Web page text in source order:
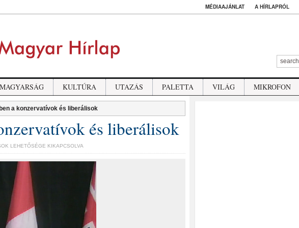
MÉDIAAJÁNLAT A HÍRLAPRÓL
MAGYARSÁG KULTÚRA UTAZÁS PALETTA VILÁG MIKROFON
a konzervatívok és liberálisok
és liberálisok
LEHETŐSÉGE KIKAPCSOLVA